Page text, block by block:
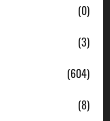
(0)
(3)
(604)
(8)